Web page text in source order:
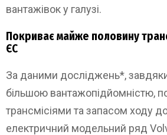
вантажівок у галузі.
Покриває майже половину
ЄС
За даними досліджень*,
більшою вантажопідйомністю,
трансмісіями та запасом ходу
електричний модельний ряд